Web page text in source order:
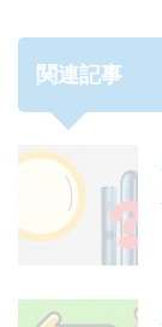
関連記事